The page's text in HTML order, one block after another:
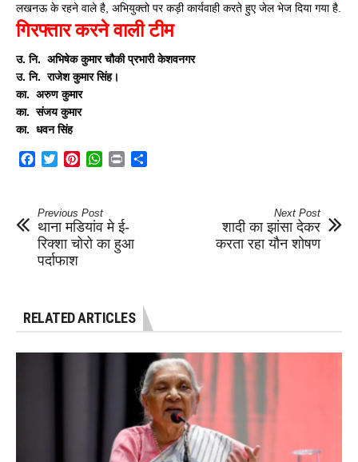
लखनऊ के रहने वाले है, अभियुक्तो पर कड़ी कार्यवाही करते हुए जेल भेज दिया गया है.
गिरफ्तार करने वाली टीम
उ. नि. अभिषेक कुमार चौकी प्रभारी केशवनगर
उ. नि. राजेश कुमार सिंह।
का. अरुण कुमार
का. संजय कुमार
का. धवन सिंह
Facebook
TwitterPinterestWhatsApp
Print
Previous Post
थाना मडियांव मे ई-
रिक्शा चोरो का हुआ
पर्दाफाश
Next Post
शादी का झांसा देकर
करता रहा यौन शोषण
RELATED ARTICLES